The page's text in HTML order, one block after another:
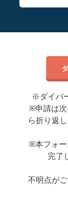
※ダイバ
※申請は
ら折り返
※本フォ
完了
不明点が